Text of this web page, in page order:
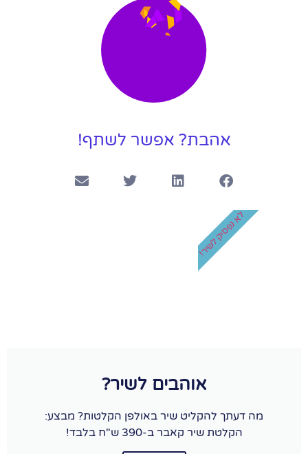
קליפ יום הולדת 50 לאמא המלכה שלנו
קליפ בר מצווה ליונתן
אהבת? אפשר לשתף!
אוהבים לשיר?
מה דעתך להקליט שיר באולפן הקלטות? מבצע:
הקלטת שיר קאבר ב-390 ש"ח בלבד!
לא נפסיק לשיר!